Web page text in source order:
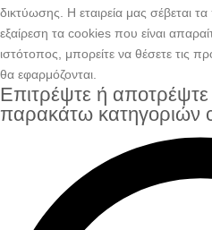
δικτύωσης. H εταιρεία μας σέβεται
εξαίρεση τα cookies που είναι
ιστότοπος, μπορείτε να θέσετε τις
θα εφαρμόζονται.
Επιτρέψτε ή
παρακάτω κατηγοριών